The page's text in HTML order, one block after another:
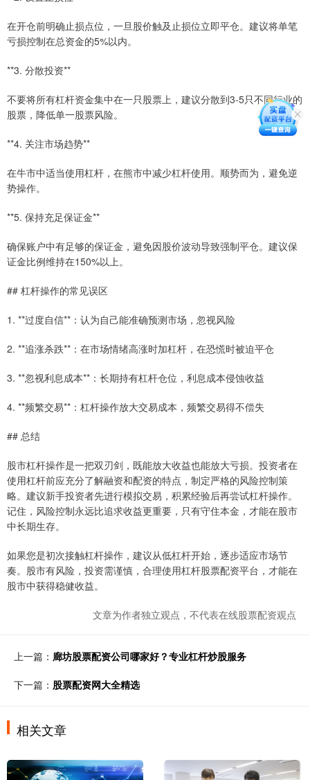
在开仓前明确止损点位，一旦股价触及止损位立即平仓。建议将单笔
亏损控制在总资金的5%以内。
**3. 分散投资**
不要将所有杠杆资金集中在一只股票上，建议分散到3-5只不同行业的
股票，降低单一股票风险。
**4. 关注市场趋势**
在牛市中适当使用杠杆，在熊市中减少杠杆使用。顺势而为，避免逆
势操作。
**5. 保持充足保证金**
确保账户中有足够的保证金，避免因股价波动导致强制平仓。建议保
证金比例维持在150%以上。
## 杠杆操作的常见误区
1. **过度自信**：认为自己能准确预测市场，忽视风险
2. **追涨杀跌**：在市场情绪高涨时加杠杆，在恐慌时被迫平仓
3. **忽视利息成本**：长期持有杠杆仓位，利息成本侵蚀收益
4. **频繁交易**：杠杆操作放大交易成本，频繁交易得不偿失
## 总结
股市杠杆操作是一把双刃剑，既能放大收益也能放大亏损。投资者在
使用杠杆前应充分了解融资和配资的特点，制定严格的风险控制策
略。建议新手投资者先进行模拟交易，积累经验后再尝试杠杆操作。
记住，风险控制永远比追求收益更重要，只有守住本金，才能在股市
中长期生存。
如果您是初次接触杠杆操作，建议从低杠杆开始，逐步适应市场节
奏。股市有风险，投资需谨慎，合理使用杠杆股票配资平台，才能在
股市中获得稳健收益。
文章为作者独立观点，不代表在线股票配资观点
上一篇： 廊坊股票配资公司哪家好？专业杠杆炒股服务
下一篇： 股票配资网大全精选
相关文章